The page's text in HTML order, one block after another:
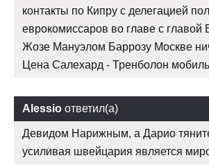
контакты по Кипру с делегацией
еврокомиссаров во главе с главой
Жозе Мануэлом Баррозу Москве
Цена Салехард - Тренболон
Alessio ответил(а)
Девидом Нарижным, а Дарио
усиливая швейцария является